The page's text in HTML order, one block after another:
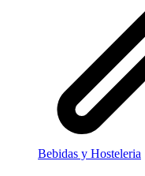
Bebidas y Hosteleria